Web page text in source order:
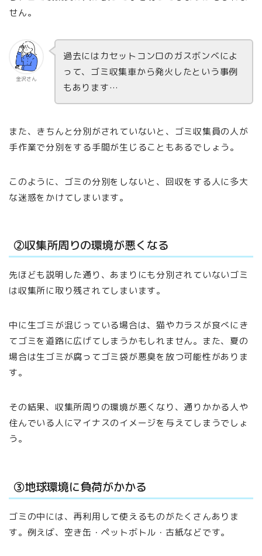
せん。
金沢さん
過去にはカセットコンロのガスボンベによ
って、ゴミ収集車から発火したという事例
もあります…
また、きちんと分別がされていないと、ゴミ収集員の人が
手作業で分別をする手間が生じることもあるでしょう。
このように、ゴミの分別をしないと、回収をする人に多大
な迷惑をかけてしまいます。
②収集所周りの環境が悪くなる
先ほども説明した通り、あまりにも分別されていないゴミ
は収集所に取り残されてしまいます。
中に生ゴミが混じっている場合は、猫やカラスが食べにき
てゴミを道路に広げてしまうかもしれません。また、夏の
場合は生ゴミが腐ってゴミ袋が悪臭を放つ可能性がありま
す。
その結果、収集所周りの環境が悪くなり、通りかかる人や
住んでいる人にマイナスのイメージを与えてしまうでしょ
う。
③地球環境に負荷がかかる
ゴミの中には、再利用して使えるものがたくさんありま
す。例えば、空き缶・ペットボトル・古紙などです。